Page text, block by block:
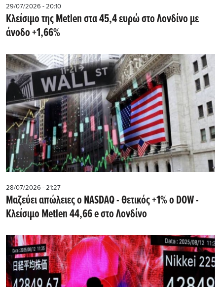
29/07/2026 - 20:10
Kλείσιμο της Metlen στα 45,4 ευρώ στο Λονδίνο με
άνοδο +1,66%
28/07/2026 - 21:27
Μαζεύει απώλειες ο NASDAQ - Θετικός +1% ο DOW -
Kλείσιμο Metlen 44,66 e στο Λονδίνο